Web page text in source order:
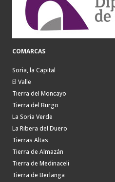
COMARCAS
Soria, la Capital
El Valle
Tierra del Moncayo
Tierra del Burgo
La Soria Verde
La Ribera del Duero
Tierras Altas
Tierra de Almazán
Tierra de Medinaceli
Tierra de Berlanga